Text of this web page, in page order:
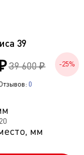
39
39 600 ₽ -25%
0
мм